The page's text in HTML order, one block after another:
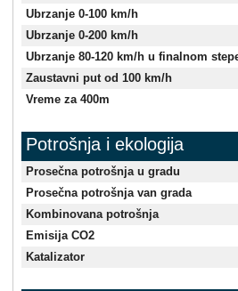
Ubrzanje 0-100 km/h
Ubrzanje 0-200 km/h
Ubrzanje 80-120 km/h u finalnom
Zaustavni put od 100 km/h
Vreme za 400m
Potrošnja i ekologija
Prosečna potrošnja u gradu
Prosečna potrošnja van grada
Kombinovana potrošnja
Emisija CO2
Katalizator